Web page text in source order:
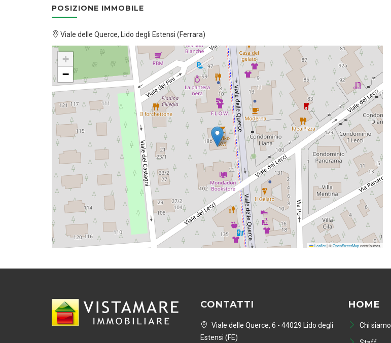
POSIZIONE IMMOBILE
Viale delle Querce, Lido degli Estensi (Ferrara)
+
−
Leaflet |©OpenStreetMapcontributors
CONTATTI
Viale delle Querce, 6 - 44029 Lido degli
Estensi (FE)
HOME
Chi siamo